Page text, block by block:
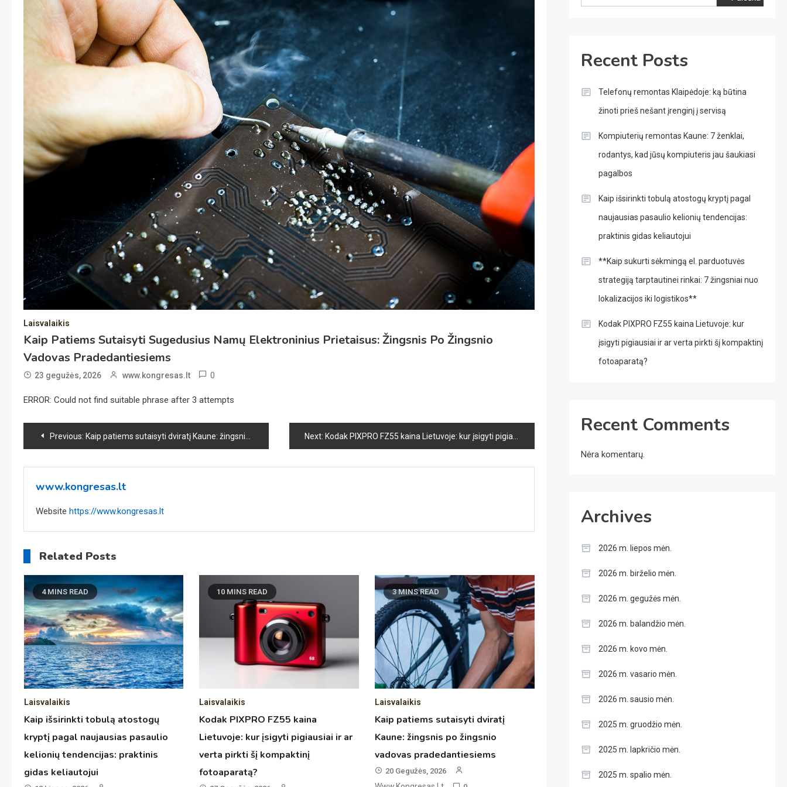
Laisvalaikis
Kaip Patiems Sutaisyti Sugedusius Namų Elektroninius Prietaisus: Žingsnis Po Žingsnio
Vadovas Pradedantiesiems
23 gegužės, 2026 www.kongresas.lt 0
ERROR: Could not find suitable phrase after 3 attempts
Navigacija
tarp
įrašų
Previous: Kaip patiems sutaisyti dviratį Kaune: žingsnis po žingsnio vadovas pradedantiesiems Next: Kodak PIXPRO FZ55 kaina Lietuvoje: kur įsigyti pigiausiai ir ar verta pirkti šį kompaktinį fotoaparatą?
www.kongresas.lt
Website https://www.kongresas.lt
Related Posts
4 MINS READ
Laisvalaikis
Kaip išsirinkti tobulą atostogų
kryptį pagal naujausias pasaulio
kelionių tendencijas: praktinis
gidas keliautojui
10 MINS READ
Laisvalaikis
Kodak PIXPRO FZ55 kaina
Lietuvoje: kur įsigyti pigiausiai ir ar
verta pirkti šį kompaktinį
fotoaparatą?
3 MINS READ
Laisvalaikis
Kaip patiems sutaisyti dviratį
Kaune: žingsnis po žingsnio
vadovas pradedantiesiems
20 Gegužės, 2026
Recent Posts
Telefonų remontas Klaipėdoje: ką būtina
žinoti prieš nešant įrenginį į servisą
Kompiuterių remontas Kaune: 7 ženklai,
rodantys, kad jūsų kompiuteris jau šaukiasi
pagalbos
Kaip išsirinkti tobulą atostogų kryptį pagal
naujausias pasaulio kelionių tendencijas:
praktinis gidas keliautojui
**Kaip sukurti sėkmingą el. parduotuvės
strategiją tarptautinei rinkai: 7 žingsniai nuo
lokalizacijos iki logistikos**
Kodak PIXPRO FZ55 kaina Lietuvoje: kur
įsigyti pigiausiai ir ar verta pirkti šį kompaktinį
fotoaparatą?
Recent Comments
Nėra komentarų.
Archives
2026 m. liepos mėn.
2026 m. birželio mėn.
2026 m. gegužės mėn.
2026 m. balandžio mėn.
2026 m. kovo mėn.
2026 m. vasario mėn.
2026 m. sausio mėn.
2025 m. gruodžio mėn.
2025 m. lapkričio mėn.
2025 m. spalio mėn.